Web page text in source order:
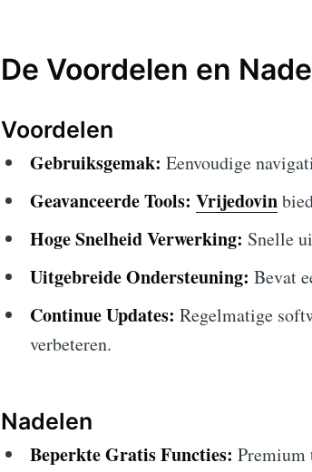
De Voordelen en
Voordelen
Gebruiksgemak: Eenvoudige
Geavanceerde Tools: Vrijedovin
Hoge Snelheid Verwerking: Snelle
Uitgebreide Ondersteuning: Bevat
Continue Updates: Regelmatige
verbeteren.
Nadelen
Beperkte Gratis Functies: Premium